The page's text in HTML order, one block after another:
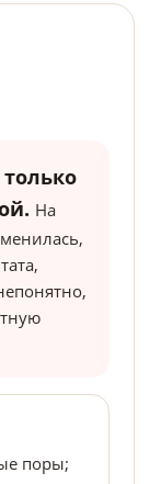
На
поры;